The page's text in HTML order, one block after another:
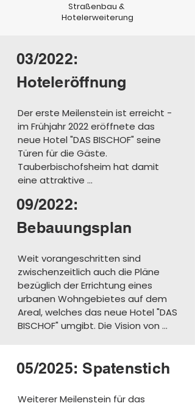
Straßenbau &
Hotelerweiterung
03/2022:
Hoteleröffnung
Der erste Meilenstein ist erreicht -
im Frühjahr 2022 eröffnete das
neue Hotel "DAS BISCHOF" seine
Türen für die Gäste.
Tauberbischofsheim hat damit
eine attraktive
klassifiziert mit 4 Sternen durch die
DEHOGA, für Geschäftsreisende
und Urlaubsgäste gewonnen.
Suiten verfügt "DAS BISCHOF" über
sechs verschiedene Tagungs- und
Veranstaltungsräume für bis zu 199
Personen.
09/2022:
Bebauungsplan
Weit vorangeschritten sind
zwischenzeitlich auch die Pläne
bezüglich der Errichtung eines
urbanen Wohngebietes auf dem
Areal, welches das neue Hotel "DAS
BISCHOF" umgibt. Die Vision von
und konkretisiert und befindet sich
dank der hervorragenden Arbeit
von Beratern, der Stadtverwaltung
05/2025: Spatenstich
Weiterer Meilenstein für das